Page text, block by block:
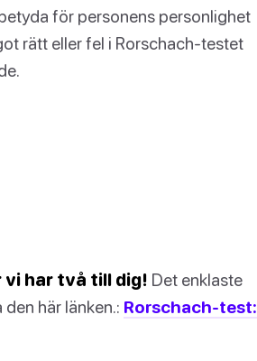
för personens personlighet
rätt eller fel i Rorschach-testet
vi har två till dig! Det enklaste
här länken.: Rorschach-test: